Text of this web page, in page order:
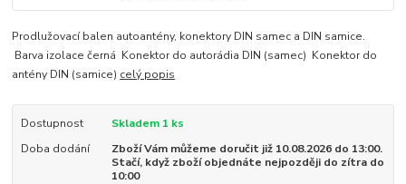
Prodlužovací balen autoantény, konektory DIN samec a DIN samice.
Barva izolace černá Konektor do autorádia DIN (samec) Konektor do
antény DIN (samice) celý popis
Dostupnost
Skladem 1 ks
Doba dodání
Zboží Vám můžeme doručit již 10.08.2026 do 13:00.
Stačí, když zboží objednáte nejpozději do zítra do
10:00